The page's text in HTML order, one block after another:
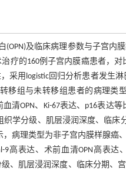
(OPN)及临床病理参数与子宫
疗的160例子宫内膜癌患者，
采用logistic回归分析患者发生
移组与未转移组患者的病理
清OPN、Ki-67表达、p16表达
织学分级、肌层浸润深度、临
，病理类型为非子宫内膜样腺
高表达、术前血清OPN高表
、肌层浸润深度、临床分期、